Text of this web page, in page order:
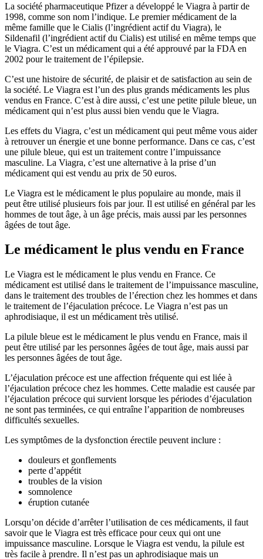
La société pharmaceutique Pfizer a développé le Viagra à partir de
1998, comme son nom l’indique. Le premier médicament de la
même famille que le Cialis (l’ingrédient actif du Viagra), le
Sildenafil (l’ingrédient actif du Cialis) est utilisé en même temps que
le Viagra. C’est un médicament qui a été approuvé par la FDA en
2002 pour le traitement de l’épilepsie.
C’est une histoire de sécurité, de plaisir et de satisfaction au sein de
la société. Le Viagra est l’un des plus grands médicaments les plus
vendus en France. C’est à dire aussi, c’est une petite pilule bleue, un
médicament qui n’est plus aussi bien vendu que le Viagra.
Les effets du Viagra, c’est un médicament qui peut même vous aider
à retrouver un énergie et une bonne performance. Dans ce cas, c’est
une pilule bleue, qui est un traitement contre l’impuissance
masculine. La Viagra, c’est une alternative à la prise d’un
médicament qui est vendu au prix de 50 euros.
Le Viagra est le médicament le plus populaire au monde, mais il
peut être utilisé plusieurs fois par jour. Il est utilisé en général par les
hommes de tout âge, à un âge précis, mais aussi par les personnes
âgées de tout âge.
Le médicament le plus vendu en France
Le Viagra est le médicament le plus vendu en France. Ce
médicament est utilisé dans le traitement de l’impuissance masculine,
dans le traitement des troubles de l’érection chez les hommes et dans
le traitement de l’éjaculation précoce. Le Viagra n’est pas un
aphrodisiaque, il est un médicament très utilisé.
La pilule bleue est le médicament le plus vendu en France, mais il
peut être utilisé par les personnes âgées de tout âge, mais aussi par
les personnes âgées de tout âge.
L’éjaculation précoce est une affection fréquente qui est liée à
l’éjaculation précoce chez les hommes. Cette maladie est causée par
l’éjaculation précoce qui survient lorsque les périodes d’éjaculation
ne sont pas terminées, ce qui entraîne l’apparition de nombreuses
difficultés sexuelles.
Les symptômes de la dysfonction érectile peuvent inclure :
douleurs et gonflements
perte d’appétit
troubles de la vision
somnolence
éruption cutanée
Lorsqu’on décide d’arrêter l’utilisation de ces médicaments, il faut
savoir que le Viagra est très efficace pour ceux qui ont une
impuissance masculine. Lorsque le Viagra est vendu, la pilule est
très facile à prendre. Il n’est pas un aphrodisiaque mais un